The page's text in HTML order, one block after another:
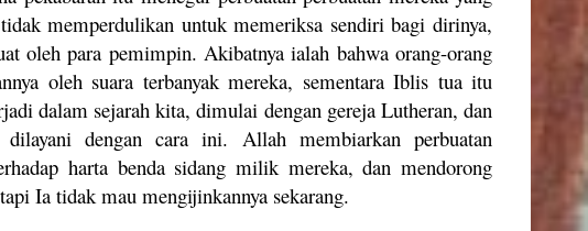
memperdulikan untuk memeriksa sendiri bagi dirinya,
oleh para pemimpin. Akibatnya ialah bahwa orang-orang
oleh suara terbanyak mereka, sementara Iblis tua itu
dalam sejarah kita, dimulai dengan gereja Lutheran, dan
dengan cara ini. Allah membiarkan perbuatan
harta benda sidang milik mereka, dan mendorong
Ia tidak mau mengijinkannya sekarang.